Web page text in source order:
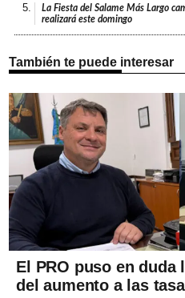
5.
La Fiesta del Salame Más Largo
realizará este domingo
También te puede interesar
El PRO puso en duda
del aumento a las